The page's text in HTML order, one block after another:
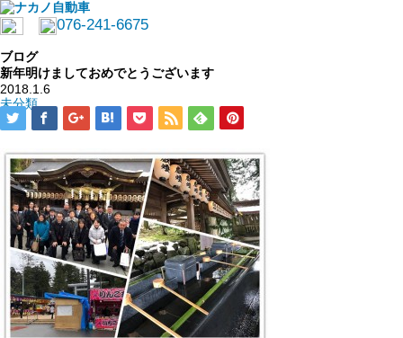
076-241-6675
ブログ
新年明けましておめでとうございます
2018.1.6
未分類